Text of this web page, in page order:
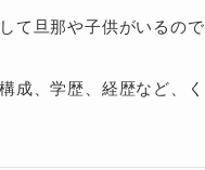
て旦那や子供がいるの
成、学歴、経歴など、